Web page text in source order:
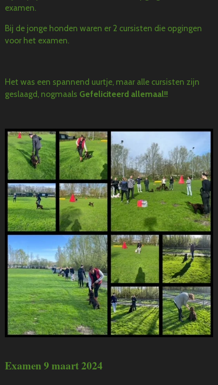
examen.
Bij de jonge honden waren er 2 cursisten die opgingen
voor het examen.
Het was een spannend uurtje, maar alle cursisten zijn
geslaagd, nogmaals Gefeliciteerd allemaal!!
Examen 9 maart 2024